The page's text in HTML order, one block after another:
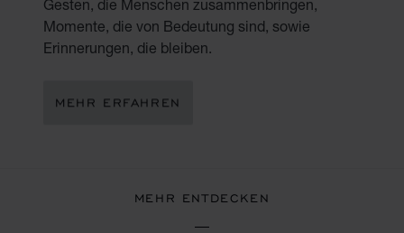
Gesten, die Menschen zusammenbringen,
Momente, die von Bedeutung sind, sowie
Erinnerungen, die bleiben.
MEHR ERFAHREN
MEHR ENTDECKEN